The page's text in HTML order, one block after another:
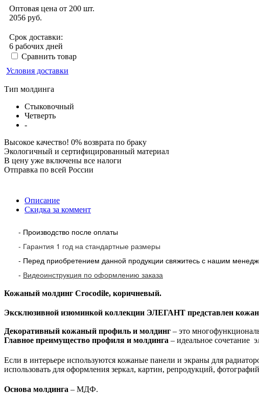
Оптовая цена от 200 шт.
2056 руб.
Срок доставки:
6 рабочих дней
Сравнить товар
Условия доставки
Тип молдинга
Стыковочный
Четверть
-
Высокое качество! 0% возврата по браку
Экологичный и сертифицированный материал
В цену уже включены все налоги
Отправка по всей России
Описание
Скидка за коммент
- Производство после оплаты
- Гарантия 1 год на стандартные размеры
- Перед приобретением данной продукции свяжитесь с нашим
- Видеоинструкция по оформлению заказа
Кожаный молдинг Crocodile, коричневый.
Эксклюзивной изюминкой коллекции ЭЛЕГАНТ представлен
Декоративный кожаный профиль и молдинг – это
Главное преимущество профиля и молдинга – идеальное сочетание
Если в интерьере используются кожаные панели и экраны для
использовать для оформления зеркал, картин, репродукций,
Основа молдинга – МДФ.